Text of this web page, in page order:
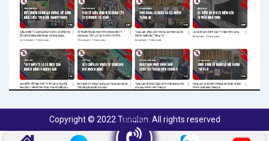
Copyright © 2022 Tunglan. All rights reserved